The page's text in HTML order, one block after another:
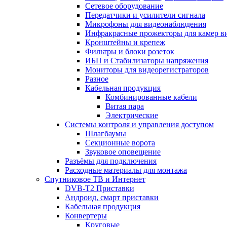
Сетевое оборудование
Передатчики и усилители сигнала
Микрофоны для видеонаблюдения
Инфракрасные прожекторы для камер
Кронштейны и крепеж
Фильтры и блоки розеток
ИБП и Стабилизаторы напряжения
Мониторы для видеорегистраторов
Разное
Кабельная продукция
Комбинированные кабели
Витая пара
Электрические
Системы контроля и управления доступом
Шлагбаумы
Секционные ворота
Звуковое оповещение
Разъёмы для подключения
Расходные материалы для монтажа
Спутниковое ТВ и Интернет
DVB-Т2 Приставки
Андроид, смарт приставки
Кабельная продукция
Конвертеры
Круговые